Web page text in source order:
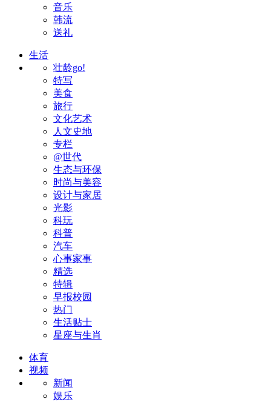
音乐
韩流
送礼
生活
壮龄go!
特写
美食
旅行
文化艺术
人文史地
专栏
@世代
生态与环保
时尚与美容
设计与家居
光影
科玩
科普
汽车
心事家事
精选
特辑
早报校园
热门
生活贴士
星座与生肖
体育
视频
新闻
娱乐